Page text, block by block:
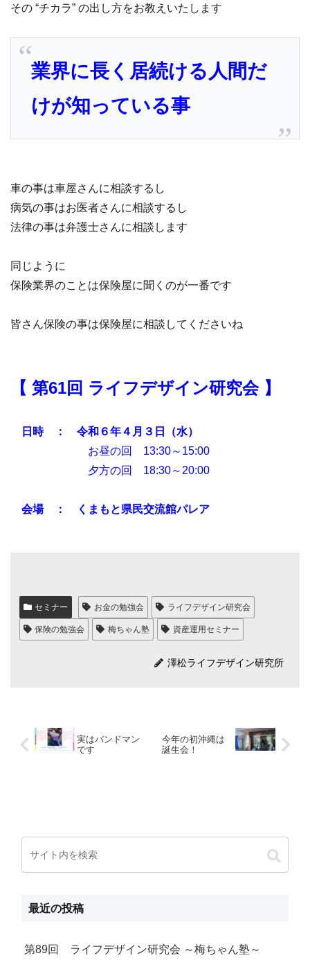
その “チカラ” の出し方をお教えいたします
業界に長く居続ける人間だ
けが知っている事
車の事は車屋さんに相談するし
病気の事はお医者さんに相談するし
法律の事は弁護士さんに相談します
同じように
保険業界のことは保険屋に聞くのが一番です
皆さん保険の事は保険屋に相談してくださいね
【 第61回 ライフデザイン研究会 】
日時 ： 令和６年４月３日（水）
お昼の回 13:30～15:00
夕方の回 18:30～20:00
会場 ： くまもと県民交流館パレア
セミナー お金の勉強会 ライフデザイン研究会
保険の勉強会 梅ちゃん塾 資産運用セミナー
澤松ライフデザイン研究所
実はバンドマン
です
今年の初沖縄は
誕生会！
最近の投稿
第89回 ライフデザイン研究会 ～梅ちゃん塾～